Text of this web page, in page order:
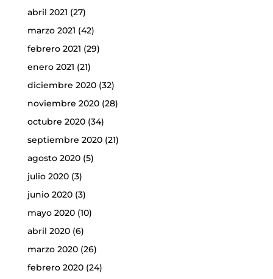
abril 2021 (27)
marzo 2021 (42)
febrero 2021 (29)
enero 2021 (21)
diciembre 2020(32)
noviembre 2020(28)
octubre 2020(34)
septiembre 2020(21)
agosto 2020(5)
julio 2020(3)
junio 2020(3)
mayo 2020(10)
abril 2020(6)
marzo 2020(26)
febrero 2020(24)